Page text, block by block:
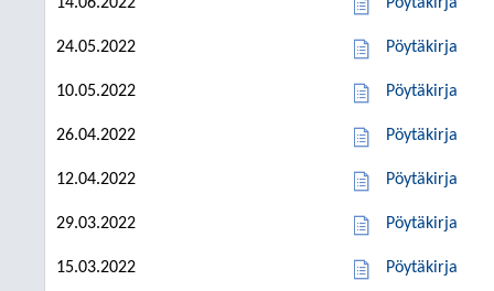
24.05.2022 Pöytäkirja
10.05.2022 Pöytäkirja
26.04.2022 Pöytäkirja
12.04.2022 Pöytäkirja
29.03.2022 Pöytäkirja
15.03.2022 Pöytäkirja